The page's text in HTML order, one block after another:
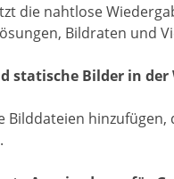
die nahtlose
Bildraten und
statische Bilder in der
Bilddateien